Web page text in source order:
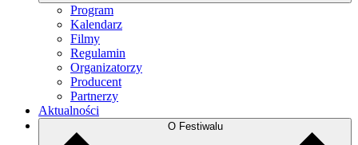
Program
Kalendarz
Filmy
Regulamin
Organizatorzy
Producent
Partnerzy
Aktualności
O Festiwalu